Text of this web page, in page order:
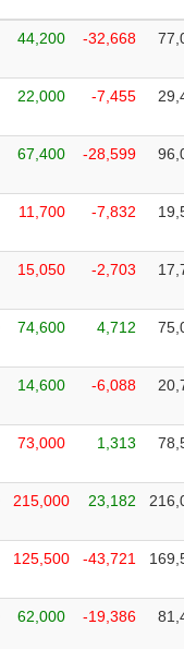
44,200 -32,668
22,000 -7,455
67,400 -28,599
11,700 -7,832
15,050 -2,703
74,600 4,712
14,600 -6,088
73,000 1,313
215,000 23,182
125,500 -43,721
62,000 -19,386